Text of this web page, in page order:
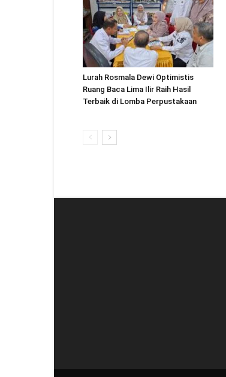
Lurah Rosmala Dewi Optimistis
Ruang Baca Lima Ilir Raih Hasil
Terbaik di Lomba Perpustakaan